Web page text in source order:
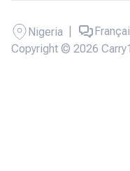
Copyright © 2026
Nigeria